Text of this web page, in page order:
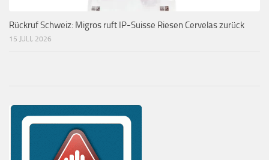
Rückruf Schweiz: Migros ruft IP-Suisse Riesen Cervelas zurück
15 JULI, 2026